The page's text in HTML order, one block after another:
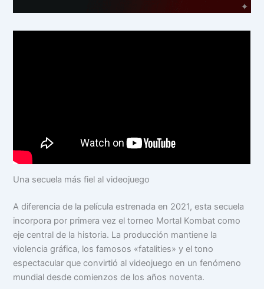
Una secuela más fiel al videojuego
A diferencia de la película estrenada en 2021, esta secuela
incorpora por primera vez el torneo Mortal Kombat como
eje central de la historia. La producción mantiene la
violencia gráfica, los famosos «fatalities» y el tono
espectacular que convirtió al videojuego en un fenómeno
mundial desde comienzos de los años noventa.